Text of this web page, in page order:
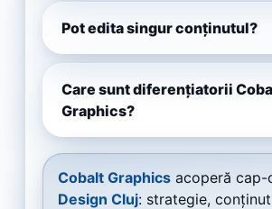
Pot edita singur conținutul?
Care sunt diferențiatorii
Graphics?
Cobalt Graphics acoperă cap-
Design Cluj: strategie,